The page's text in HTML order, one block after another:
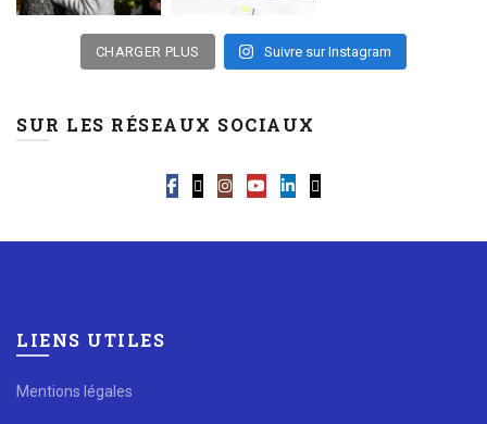
CHARGER PLUS Suivre sur Instagram
SUR LES RÉSEAUX SOCIAUX
LIENS UTILES
Mentions légales